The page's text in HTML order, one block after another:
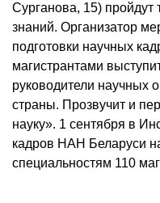
Сурганова, 15)
знаний. Организатор
подготовки научных
магистрантами
руководители научных
страны. Прозвучит и
науку». 1 сентября в
кадров НАН Беларуси
специальностям 110